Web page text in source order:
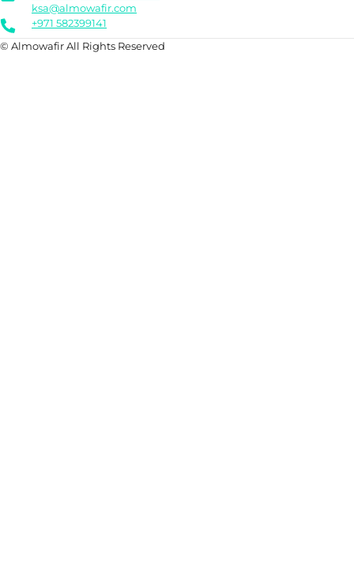
ksa@almowafir.com
+971 582399141
© Almowafir All Rights Reserved